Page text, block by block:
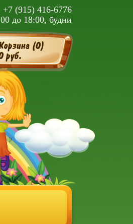
(915) 416-6776
до 18:00, будни
(0)
руб.